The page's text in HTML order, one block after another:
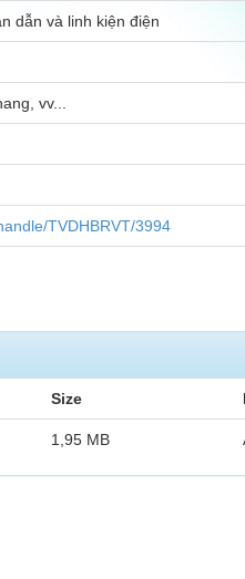
dẫn và linh kiện điện
vv...
TVDHBRVT/3994
Size
1,95 MB